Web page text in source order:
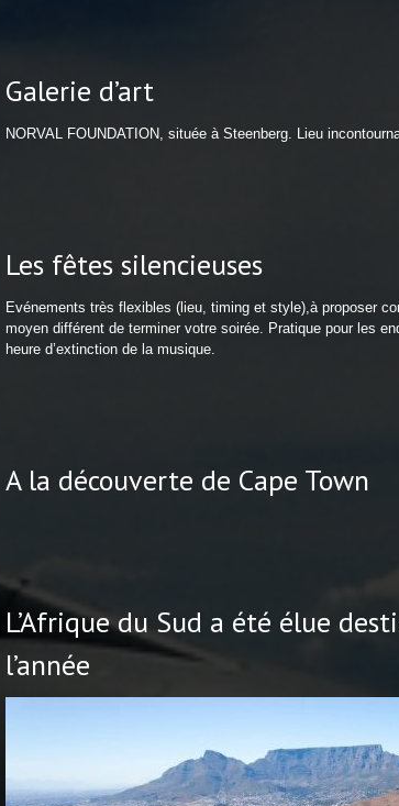
Galerie d’art
NORVAL FOUNDATION, située à Steenberg. Lieu
Les fêtes silencieuses
Evénements très flexibles (lieu, timing et style),à proposer
moyen différent de terminer votre soirée. Pratique pour les
heure d’extinction de la musique.
A la découverte de Cape Town
L’Afrique du Sud a été élue
l’année